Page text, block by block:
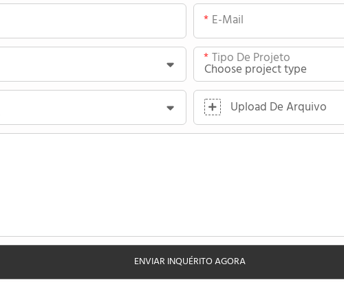
E-Mail
Tipo De Projeto
Upload De Arquivo
ENVIAR INQUÉRITO AGORA